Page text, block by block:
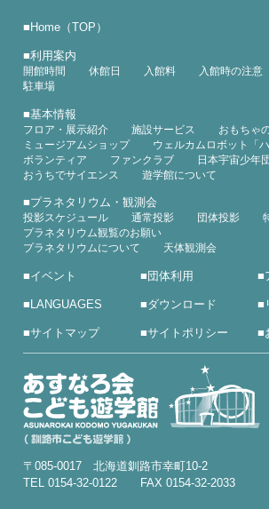
■ Home（TOP）
■利用案内
開館時間 休館日 入館料 入館時の注意
駐車場
■基本情報
フロア・展示紹介 施設サービス
おもちゃ
ミュージアムショップ
ウェルカムロボット「ハ
ボランティア
ファンクラブ
日本宇宙少年団
おうちでサイエンス
遊学館について
■プラネタリウム・観測会
投影スケジュール 通常投影 団体投影
プラネタリウム観覧のお願い
プラネタリウムについて
天体観測会
■イベント ■ 団体利用 ■
■ LANGUAGES ■ダウンロード ■
■サイトマップ ■サイトポリシー ■
〒085-0017 北海道釧路市幸町10-2
TEL 0154-32-0122 FAX 0154-32-2033